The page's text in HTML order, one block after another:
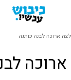
ארוכה לבנה כותנה